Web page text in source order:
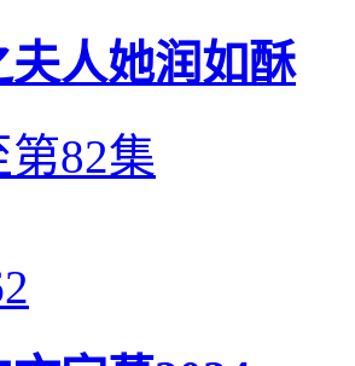
夫人她润如酥
82集